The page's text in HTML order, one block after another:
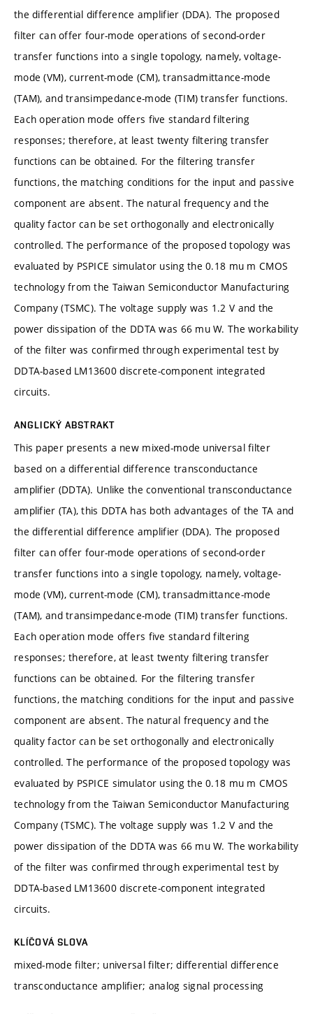
the differential difference amplifier (DDA). The proposed
filter can offer four-mode operations of second-order
transfer functions into a single topology, namely, voltage-
mode (VM), current-mode (CM), transadmittance-mode
(TAM), and transimpedance-mode (TIM) transfer functions.
Each operation mode offers five standard filtering
responses; therefore, at least twenty filtering transfer
functions can be obtained. For the filtering transfer
functions, the matching conditions for the input and passive
component are absent. The natural frequency and the
quality factor can be set orthogonally and electronically
controlled. The performance of the proposed topology was
evaluated by PSPICE simulator using the 0.18 mu m CMOS
technology from the Taiwan Semiconductor Manufacturing
Company (TSMC). The voltage supply was 1.2 V and the
power dissipation of the DDTA was 66 mu W. The workability
of the filter was confirmed through experimental test by
DDTA-based LM13600 discrete-component integrated
circuits.
ANGLICKÝ ABSTRAKT
This paper presents a new mixed-mode universal filter
based on a differential difference transconductance
amplifier (DDTA). Unlike the conventional transconductance
amplifier (TA), this DDTA has both advantages of the TA and
the differential difference amplifier (DDA). The proposed
filter can offer four-mode operations of second-order
transfer functions into a single topology, namely, voltage-
mode (VM), current-mode (CM), transadmittance-mode
(TAM), and transimpedance-mode (TIM) transfer functions.
Each operation mode offers five standard filtering
responses; therefore, at least twenty filtering transfer
functions can be obtained. For the filtering transfer
functions, the matching conditions for the input and passive
component are absent. The natural frequency and the
quality factor can be set orthogonally and electronically
controlled. The performance of the proposed topology was
evaluated by PSPICE simulator using the 0.18 mu m CMOS
technology from the Taiwan Semiconductor Manufacturing
Company (TSMC). The voltage supply was 1.2 V and the
power dissipation of the DDTA was 66 mu W. The workability
of the filter was confirmed through experimental test by
DDTA-based LM13600 discrete-component integrated
circuits.
KLÍČOVÁ SLOVA
mixed-mode filter; universal filter; differential difference
transconductance amplifier; analog signal processing